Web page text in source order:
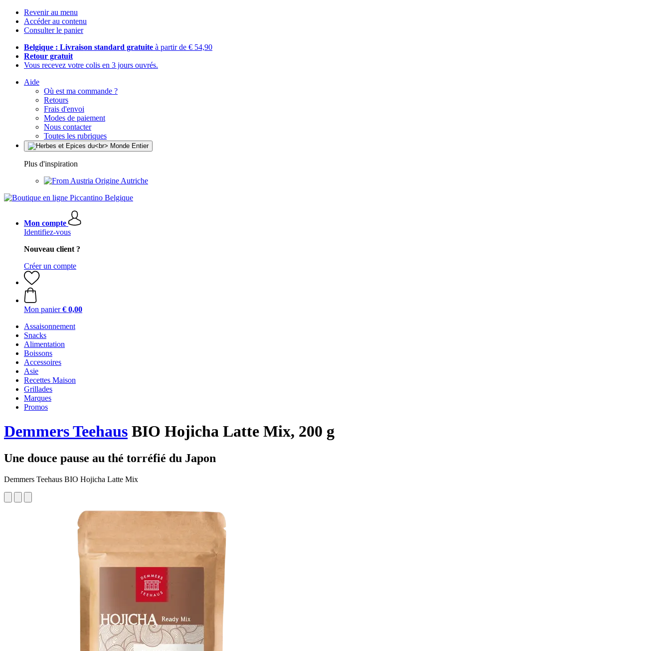
Revenir au menu
Accéder au contenu
Consulter le panier
Belgique : Livraison standard gratuite à partir de € 54,90
Retour gratuit
Vous recevez votre colis en 3 jours ouvrés.
Aide
Où est ma commande ?
Retours
Frais d'envoi
Modes de paiement
Nous contacter
Toutes les rubriques
Plus d'inspiration
Origine Autriche
Mon compte
Identifiez-vous
Nouveau client ?
Créer un compte
Mon panier € 0,00
Assaisonnement
Snacks
Alimentation
Boissons
Accessoires
Asie
Recettes Maison
Grillades
Marques
Promos
Demmers Teehaus BIO Hojicha Latte Mix, 200 g
Une douce pause au thé torréfié du Japon
Demmers Teehaus BIO Hojicha Latte Mix